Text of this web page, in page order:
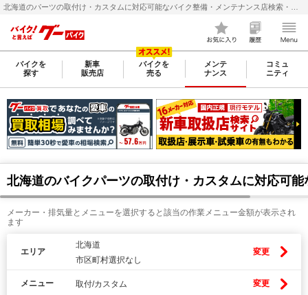
バイクを
探す
新車
販売店
バイクを
売る
メンテ
ナンス
コミュ
ニティ
北海道のバイクパーツの取付け・カスタムに対応可能
メーカー・排気量とメニューを選択すると該当の作業メニュー金額が表示され
ます
エリア
北海道
市区町村選択なし
変更
メニュー 取付/カスタム 変更